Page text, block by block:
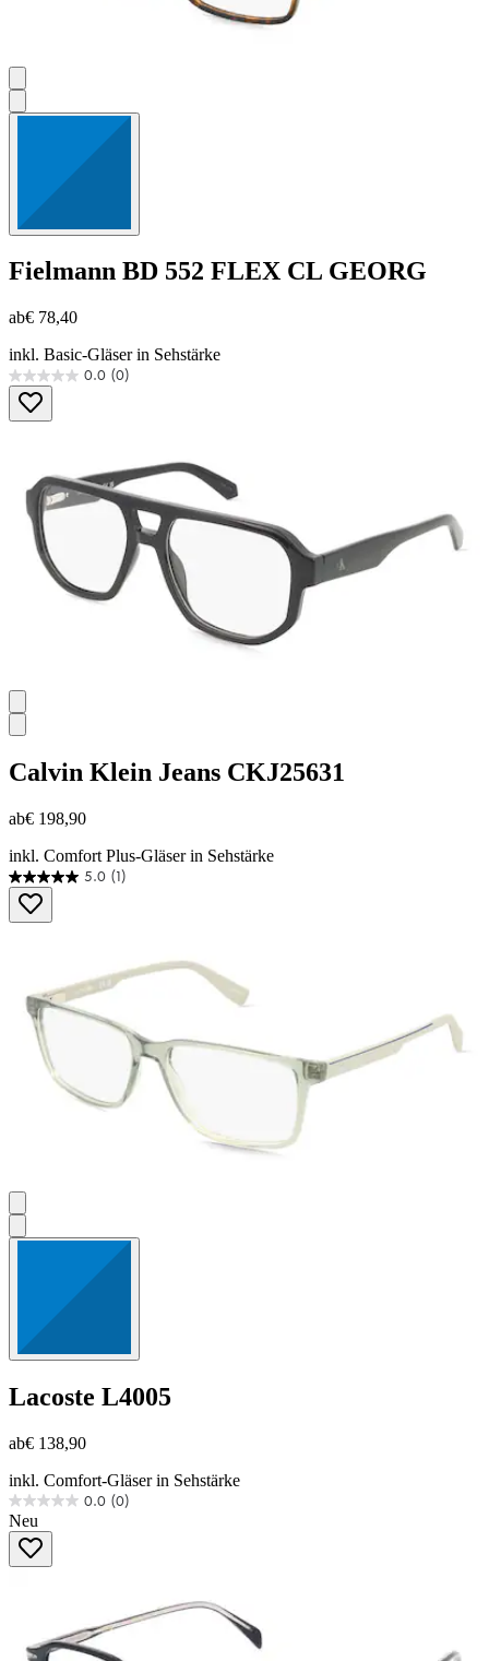
Fielmann BD 552 FLEX CL GEORG
ab€ 78,40
inkl. Basic-Gläser in Sehstärke
0.0 (0)
0.0
von
5
Calvin Klein Jeans CKJ25631
ab€ 198,90
inkl. Comfort Plus-Gläser in Sehstärke
5.0 (1)
5.0
von
5
Bewertung
Lacoste L4005
ab€ 138,90
inkl. Comfort-Gläser in Sehstärke
0.0 (0)
0.0
von
Sternen.
Neu